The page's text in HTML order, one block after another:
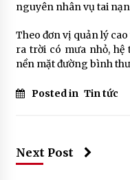
nguyên nhân vụ tai
Theo đơn vị quản lý
ra trời có mưa nhỏ,
nền mặt đường bình
Posted in Tin tức
Next Post